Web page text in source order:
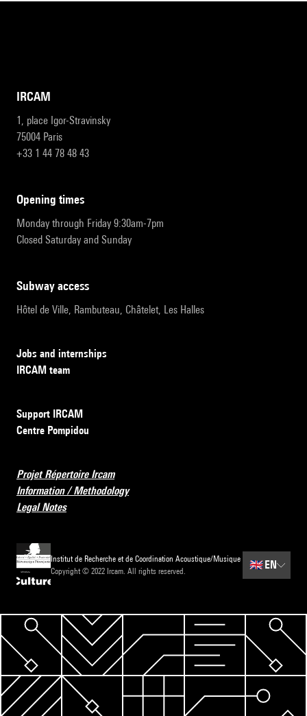
IRCAM
1, place Igor-Stravinsky
75004 Paris
+33 1 44 78 48 43
opening times
Monday through Friday 9:30am-7pm
Closed Saturday and Sunday
subway access
Hôtel de Ville, Rambuteau, Châtelet, Les Halles
Jobs and internships
IRCAM team
Support IRCAM
Centre Pompidou
Projet Répertoire Ircam
Information / Methodology
Legal Notes
Institut de Recherche et de Coordination Acoustique/Musique
Copyright © 2022 Ircam. All rights reserved.
🇬🇧 EN